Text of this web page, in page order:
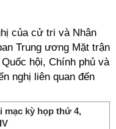
của cử tri và Nhân
Trung ương Mặt trận
hội, Chính phủ và
nghị liên quan đến
mạc kỳ họp thứ 4,